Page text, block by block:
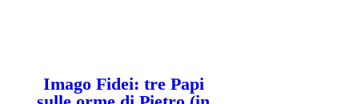
Imago Fidei: tre Papi